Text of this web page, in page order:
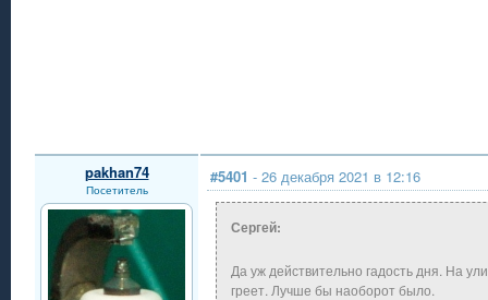
pakhan74
Посетитель
#5401 - 26 декабря 2021 в 12:16
Сергей:
Да уж действительно гадость дня. На
греет. Лучше бы наоборот было.